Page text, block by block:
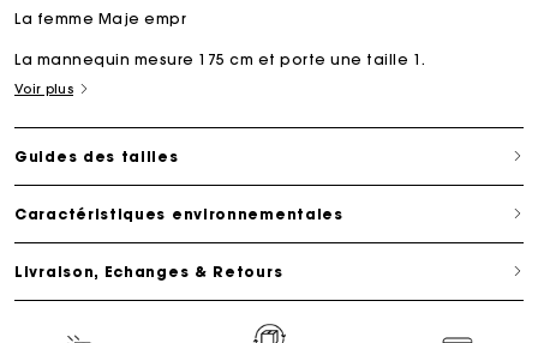
La femme Maje empr
La mannequin mesure 175 cm et porte une taille 1.
Voir plus
Guides des tailles
Caractéristiques environnementales
Livraison, Echanges & Retours